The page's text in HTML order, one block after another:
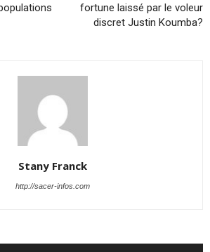
fortune laissé par le voleur
discret Justin Koumba?
Stany Franck
http://sacer-infos.com